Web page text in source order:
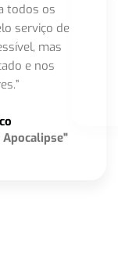
todos os
serviço de
mas
e nos